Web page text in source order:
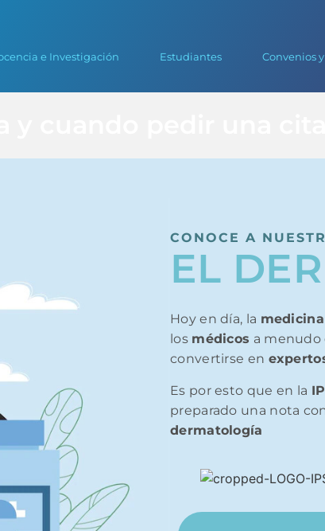
e Investigación Estudiantes Convenios
CONOCE A
EL
Hoy en día, la medicina
los médicos a menudo
convertirse en
Es por esto que en la
preparado una nota
dermatología